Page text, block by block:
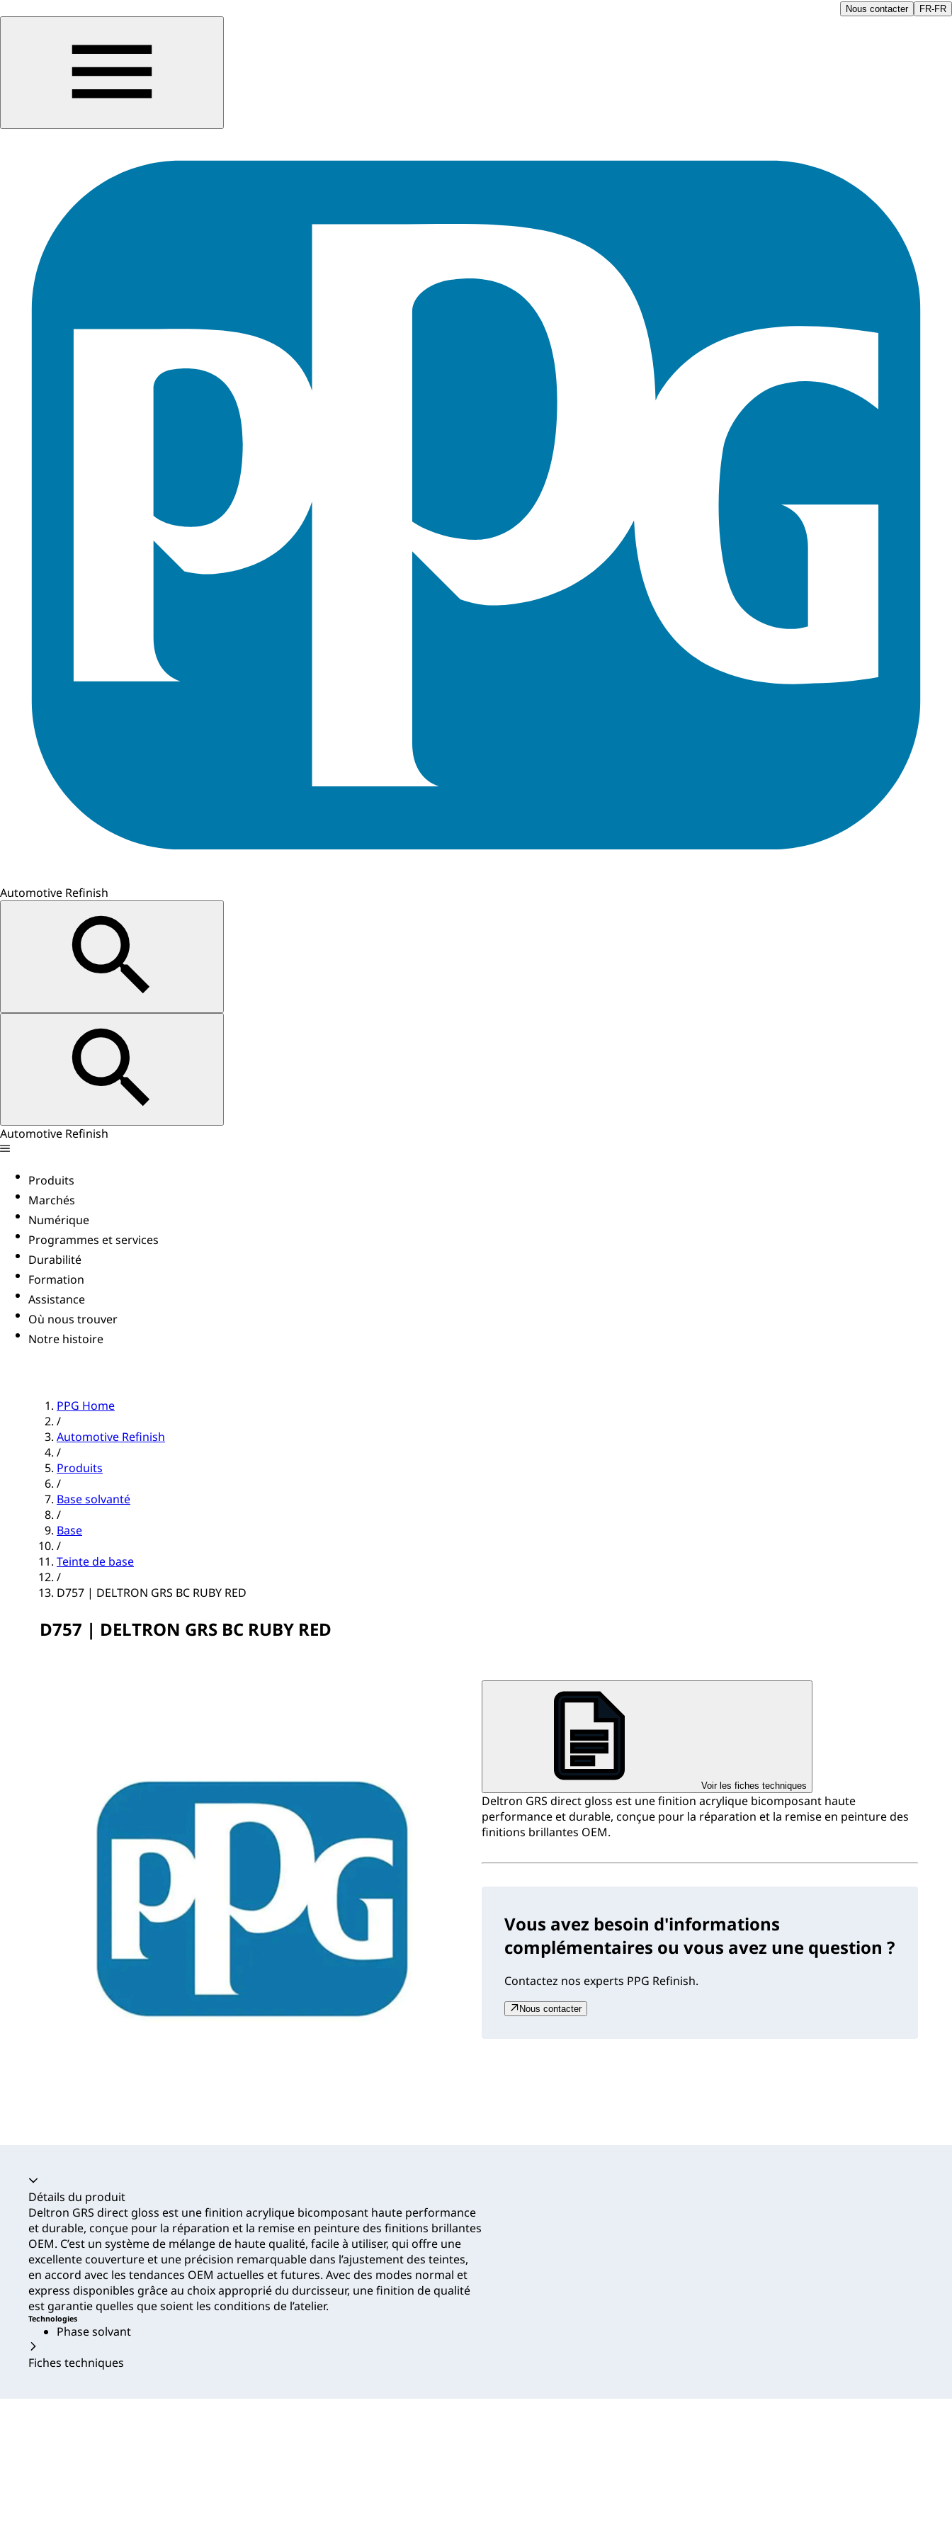
Nous contacter FR-FR
Automotive Refinish
Automotive Refinish
Produits
Marchés
Numérique
Programmes et services
Durabilité
Formation
Assistance
Où nous trouver
Notre histoire
PPG Home
/
Automotive Refinish
/
Produits
/
Base solvanté
/
Base
/
Teinte de base
/
D757 | DELTRON GRS BC RUBY RED
D757 | DELTRON GRS BC RUBY RED
Voir les fiches techniques
Deltron GRS direct gloss est une finition acrylique bicomposant haute
performance et durable, conçue pour la réparation et la remise en peinture des
finitions brillantes OEM.
Vous avez besoin d'informations
complémentaires ou vous avez une question ?
Contactez nos experts PPG Refinish.
Nous contacter
Accordéon fermé
Détails du produit
Deltron GRS direct gloss est une finition acrylique bicomposant haute performance
et durable, conçue pour la réparation et la remise en peinture des finitions brillantes
OEM. C’est un système de mélange de haute qualité, facile à utiliser, qui offre une
excellente couverture et une précision remarquable dans l’ajustement des teintes,
en accord avec les tendances OEM actuelles et futures. Avec des modes normal et
express disponibles grâce au choix approprié du durcisseur, une finition de qualité
est garantie quelles que soient les conditions de l’atelier.
Technologies
Phase solvant
Fiches techniques